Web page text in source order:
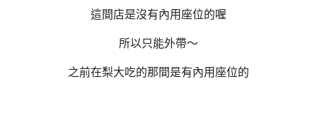
這間店是沒有內用座位的喔
所以只能外帶～
之前在梨大吃的那間是有內用座位的